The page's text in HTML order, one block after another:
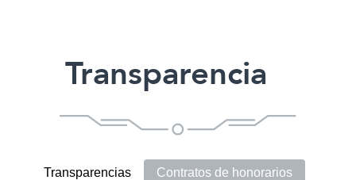
Transparencia
Transparencias
Contratos de honorarios